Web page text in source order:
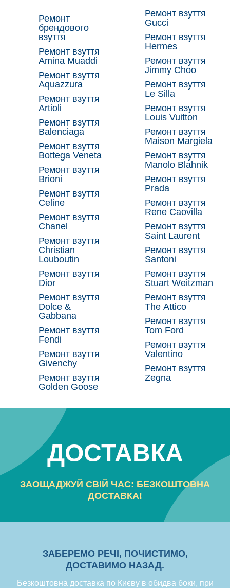
Ремонт
брендового
взуття
Ремонт взуття
Amina Muaddi
Ремонт взуття
Aquazzura
Ремонт взуття
Artioli
Ремонт взуття
Balenciaga
Ремонт взуття
Bottega Veneta
Ремонт взуття
Brioni
Ремонт взуття
Celine
Ремонт взуття
Chanel
Ремонт взуття
Christian
Louboutin
Ремонт взуття
Dior
Ремонт взуття
Dolce &
Gabbana
Ремонт взуття
Fendi
Ремонт взуття
Givenchy
Ремонт взуття
Golden Goose
Ремонт взуття
Gucci
Ремонт взуття
Hermes
Ремонт взуття
Jimmy Choo
Ремонт взуття
Le Silla
Ремонт взуття
Louis Vuitton
Ремонт взуття
Maison Margiela
Ремонт взуття
Manolo Blahnik
Ремонт взуття
Prada
Ремонт взуття
Rene Caovilla
Ремонт взуття
Saint Laurent
Ремонт взуття
Santoni
Ремонт взуття
Stuart Weitzman
Ремонт взуття
The Attico
Ремонт взуття
Tom Ford
Ремонт взуття
Valentino
Ремонт взуття
Zegna
ДОСТАВКА
ЗАОЩАДЖУЙ СВІЙ ЧАС: БЕЗКОШТОВНА
ДОСТАВКА!
ЗАБЕРЕМО РЕЧІ, ПОЧИСТИМО,
ДОСТАВИМО НАЗАД.
Безкоштовна доставка по Києву в обидва боки, при